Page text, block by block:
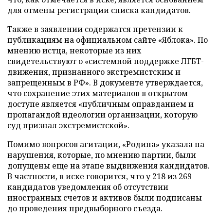
для отмены регистрации списка кандидатов.
Также в заявлении содержатся претензии к
публикациям на официальном сайте «Яблока». По
мнению истца, некоторые из них
свидетельствуют о «системной поддержке ЛГБТ-
движения, признанного экстремистским и
запрещенным в РФ». В документе утверждается,
что сохранение этих материалов в открытом
доступе является «публичным оправданием и
пропагандой идеологии организации, которую
суд признал экстремистской».
Помимо вопросов агитации, «Родина» указала на
нарушения, которые, по мнению партии, были
допущены еще на этапе выдвижения кандидатов.
В частности, в иске говорится, что у 218 из 269
кандидатов уведомления об отсутствии
иностранных счетов и активов были подписаны
до проведения предвыборного съезда.